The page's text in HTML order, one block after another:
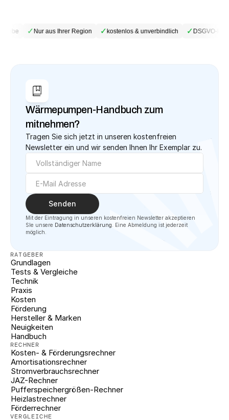
✓Nur aus Ihrer Region ✓kostenlos & unverbindlich ✓DSGVO-
Wärmepumpen-Handbuch zum
mitnehmen?
Tragen Sie sich jetzt in unseren kostenfreien
Newsletter ein und wir senden Ihnen Ihr Exemplar zu.
Senden
Mit der Eintragung in unseren kostenfreien Newsletter akzeptieren
SIe unsere Datenschutzerklärung . Eine Abmeldung ist jederzeit
möglich.
RATGEBER
Grundlagen
Tests & Vergleiche
Technik
Praxis
Kosten
Förderung
Hersteller & Marken
Neuigkeiten
Handbuch
RECHNER
Kosten- & Förderungsrechner
Amortisationsrechner
Stromverbrauchsrechner
JAZ-Rechner
Pufferspeichergrößen-Rechner
Heizlastrechner
Förderrechner
VERGLEICHE